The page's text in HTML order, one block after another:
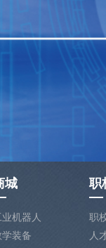
城
业机器人
学装备
职
职
人